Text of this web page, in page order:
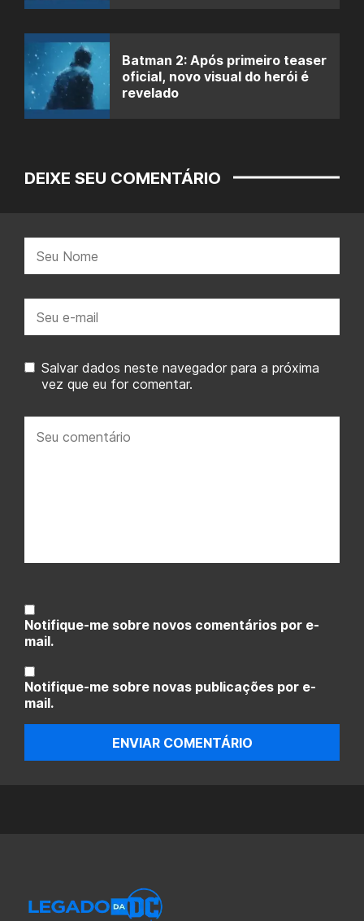
Batman 2: Após primeiro teaser
oficial, novo visual do herói é
revelado
DEIXE SEU COMENTÁRIO
mail:
Salvar dados neste navegador para a próxima
vez que eu for comentar.
comentário:
Notifique-me sobre novos comentários por e-
mail.
Notifique-me sobre novas publicações por e-
mail.
ENVIAR COMENTÁRIO